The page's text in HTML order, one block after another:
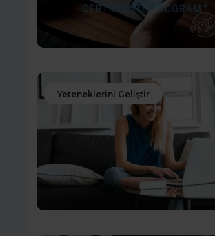
Yeteneklerini Geliştir